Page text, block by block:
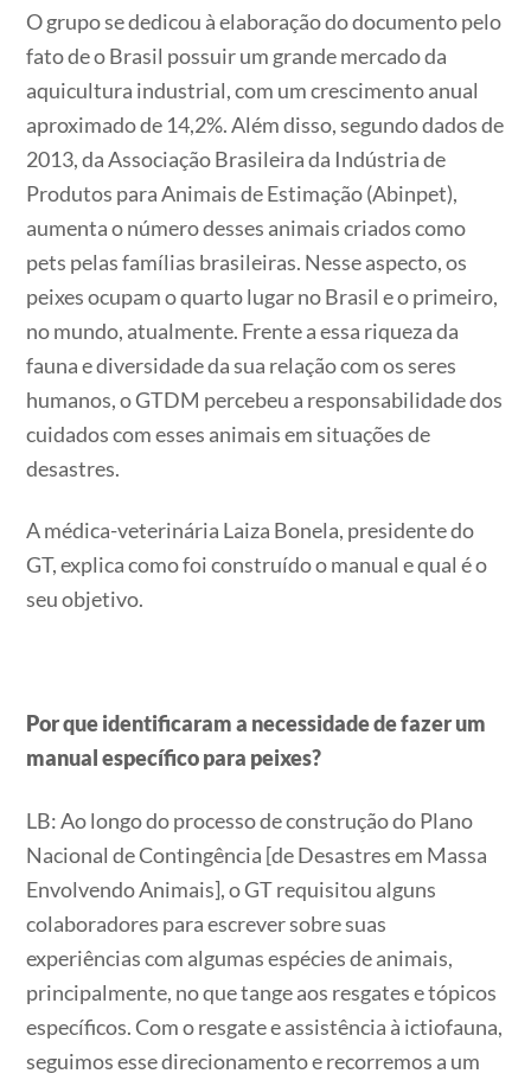
O grupo se dedicou à elaboração do documento pelo
fato de o Brasil possuir um grande mercado da
aquicultura industrial, com um crescimento anual
aproximado de 14,2%. Além disso, segundo dados de
2013, da Associação Brasileira da Indústria de
Produtos para Animais de Estimação (Abinpet),
aumenta o número desses animais criados como
pets pelas famílias brasileiras. Nesse aspecto, os
peixes ocupam o quarto lugar no Brasil e o primeiro,
no mundo, atualmente. Frente a essa riqueza da
fauna e diversidade da sua relação com os seres
humanos, o GTDM percebeu a responsabilidade dos
cuidados com esses animais em situações de
desastres.
A médica-veterinária Laiza Bonela, presidente do
GT, explica como foi construído o manual e qual é o
seu objetivo.
Por que identificaram a necessidade de fazer um
manual específico para peixes?
LB: Ao longo do processo de construção do Plano
Nacional de Contingência [de Desastres em Massa
Envolvendo Animais], o GT requisitou alguns
colaboradores para escrever sobre suas
experiências com algumas espécies de animais,
principalmente, no que tange aos resgates e tópicos
específicos. Com o resgate e assistência à ictiofauna,
seguimos esse direcionamento e recorremos a um